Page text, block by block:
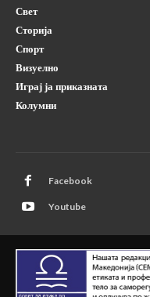
Свет
Сторија
Спорт
Визуелно
Играј ја приказната
Колумни
Facebook
Youtube